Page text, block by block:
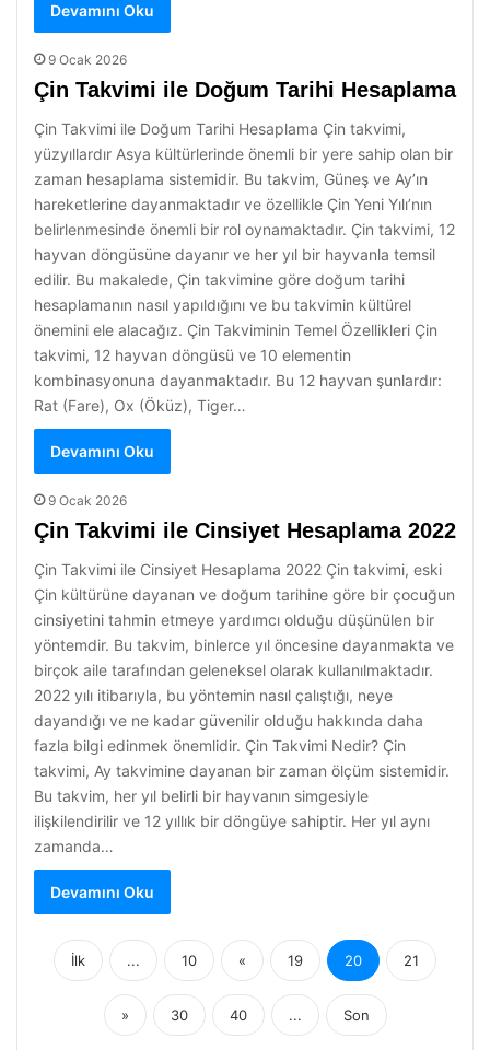
Devamını Oku
9 Ocak 2026
Çin Takvimi ile Doğum Tarihi Hesaplama
Çin Takvimi ile Doğum Tarihi Hesaplama Çin takvimi,
yüzyıllardır Asya kültürlerinde önemli bir yere sahip olan bir
zaman hesaplama sistemidir. Bu takvim, Güneş ve Ay’ın
hareketlerine dayanmaktadır ve özellikle Çin Yeni Yılı’nın
belirlenmesinde önemli bir rol oynamaktadır. Çin takvimi, 12
hayvan döngüsüne dayanır ve her yıl bir hayvanla temsil
edilir. Bu makalede, Çin takvimine göre doğum tarihi
hesaplamanın nasıl yapıldığını ve bu takvimin kültürel
önemini ele alacağız. Çin Takviminin Temel Özellikleri Çin
takvimi, 12 hayvan döngüsü ve 10 elementin
kombinasyonuna dayanmaktadır. Bu 12 hayvan şunlardır:
Rat (Fare), Ox (Öküz), Tiger…
Devamını Oku
9 Ocak 2026
Çin Takvimi ile Cinsiyet Hesaplama 2022
Çin Takvimi ile Cinsiyet Hesaplama 2022 Çin takvimi, eski
Çin kültürüne dayanan ve doğum tarihine göre bir çocuğun
cinsiyetini tahmin etmeye yardımcı olduğu düşünülen bir
yöntemdir. Bu takvim, binlerce yıl öncesine dayanmakta ve
birçok aile tarafından geleneksel olarak kullanılmaktadır.
2022 yılı itibarıyla, bu yöntemin nasıl çalıştığı, neye
dayandığı ve ne kadar güvenilir olduğu hakkında daha
fazla bilgi edinmek önemlidir. Çin Takvimi Nedir? Çin
takvimi, Ay takvimine dayanan bir zaman ölçüm sistemidir.
Bu takvim, her yıl belirli bir hayvanın simgesiyle
ilişkilendirilir ve 12 yıllık bir döngüye sahiptir. Her yıl aynı
zamanda…
Devamını Oku
İlk ... 10 « 19 20 21
» 30 40 ... Son